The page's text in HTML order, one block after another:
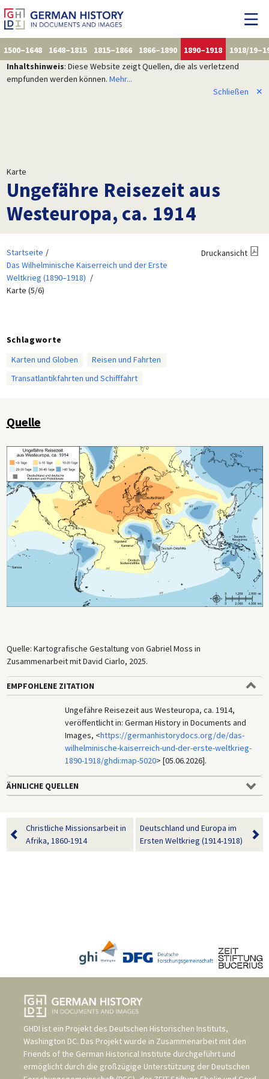
1500–1648 1648–1815 1815–1866 1866–1890 1890–1918
1918/
Inhaltshinweis: Diese Website zeigt Quellen, die als verletzend
empfunden werden können. Mehr...
Schließen
✕
Karte
Ungefähre Reisezeit aus
Westeuropa, ca. 1914
Startseite
Das Wilhelminische Kaiserreich und der Erste
Weltkrieg (1890–1918)
Karte (5/6)
Druckansicht
Schlagworte
Karten und Globen
Reisen und Fahrten
Transatlantikfahrten und Schifffahrt
Quelle
Quelle: Kartografische Gestaltung von Gabriel Moss in
Zusammenarbeit mit David Ciarlo, 2025.
EMPFOHLENE ZITATION
Ungefähre Reisezeit aus Westeuropa, ca. 1914,
veröffentlicht in: German History in Documents and
Images, <https://germanhistorydocs.org/de/das-
wilhelminische-kaiserreich-und-der-erste-weltkrieg-
1890-1918/ghdi:map-5020> [05.06.2026].
ÄHNLICHE QUELLEN
Christliche Missionsarbeit in
Afrika, 1860-1914
Deutschland und Europa im
Ersten Weltkrieg (1914-1918)
GHDI ist ein Projekt des Deutschen Historischen Instituts,
Washington DC. Das Projekt wurde in Zusammenarbeit mit den
Friends of the German Historical Institute durchgeführt und
ermöglicht durch die großzügige Unterstützung der Deutschen